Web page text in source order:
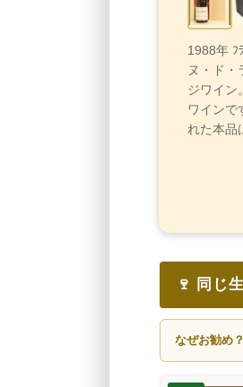
1988年 ﾌ
ヌ・ド・
ジワイン
ワインで
れた本品
🍷 同じ
なぜお勧め？